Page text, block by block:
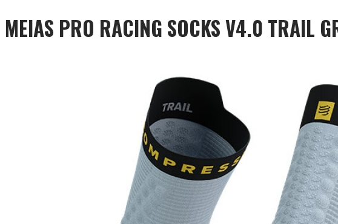
MEIAS PRO RACING SOCKS V4.0 TRAIL